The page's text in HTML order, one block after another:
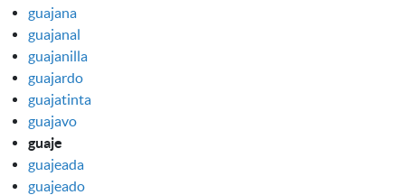
guajana
guajanal
guajanilla
guajardo
guajatinta
guajavo
guaje
guajeada
guajeado